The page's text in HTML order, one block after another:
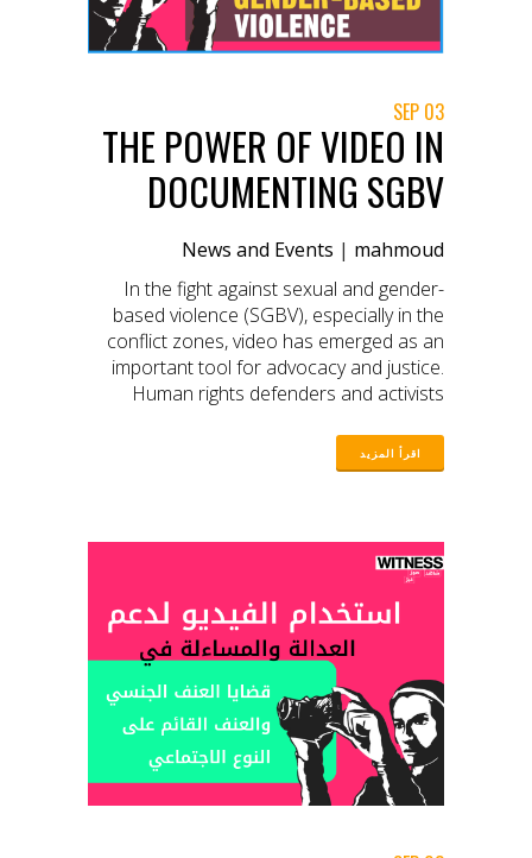
03 SEP
THE POWER OF VIDEO IN
DOCUMENTING SGBV
News and Events | mahmoud
In the fight against sexual and gender-
based violence (SGBV), especially in the
conflict zones, video has emerged as an
important tool for advocacy and justice.
Human rights defenders and activists
empower survivors but also to push for
accountability. Videos can capture
otherwise be difficult to prove. However,
the process is complex and requires
ethical and safety considerations. Our
guide provides essential insights on how
to use video effectively and responsibly in
documenting SGBV cases, ensuring that
the evidence gathered supports the quest
for justice without causing further harm.
Interested in learning more? Check out
our comprehensive guide on using video
to support justice and accountability in